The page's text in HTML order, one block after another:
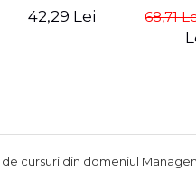
42,29 Lei
esec
68,71
cursuri din domeniul